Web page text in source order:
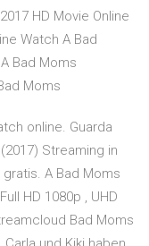
HD Movie Online
Watch A Bad
Bad Moms
Moms
online. Guarda
Streaming in
A Bad Moms
HD 1080p , UHD
Bad Moms